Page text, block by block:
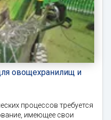
овощехранилищ и
процессов требуется
имеющее свои